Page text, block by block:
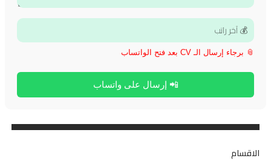
📎 برجاء إرسال الـ CV بعد فتح الواتساب
📲 إرسال على واتساب
الاقسام